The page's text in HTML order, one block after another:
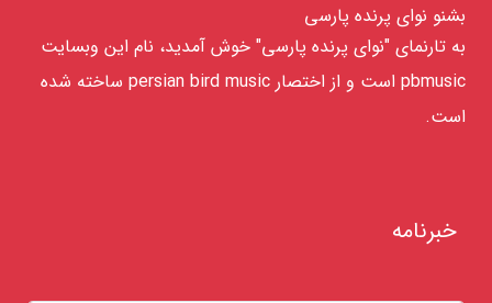
بشنو نوای پرنده پارسی
به تارنمای "نوای پرنده پارسی" خوش آمدید، نام این وبسایت
pbmusic است و از اختصار persian bird music ساخته شده
است.
خبرنامه